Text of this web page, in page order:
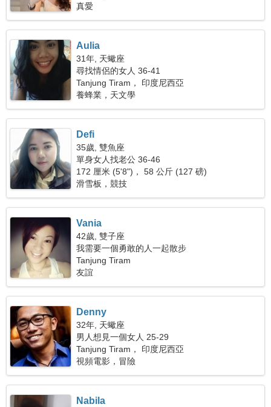
真愛
Aulia
31年, 天蠍座
尋找情侶的女人 36-41
Tanjung Tiram， 印度尼西亞
養蜂業，天文學
Defi
35歲, 雙魚座
單身女人找老公 36-46
172 厘米 (5'8")， 58 公斤 (127 磅)
滑雪板，競技
Vania
42歲, 雙子座
我需要一個勇敢的人一起散步
Tanjung Tiram
友誼
Denny
32年, 天蠍座
男人想見一個女人 25-29
Tanjung Tiram， 印度尼西亞
視頻電影，冒險
Nabila